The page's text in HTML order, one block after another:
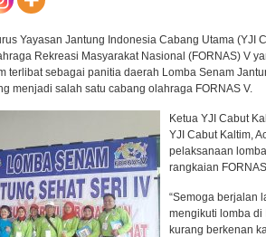
Yayasan Jantung Indonesia Cabang Utama (YJI
Rekreasi Masyarakat Nasional (FORNAS) V
terlibat sebagai panitia daerah Lomba Senam
menjadi salah satu cabang olahraga FORNAS V.
Ketua YJI Cabut
YJI Cabut Kaltim,
pelaksanaan
rangkaian
“Semoga berjalan
mengikuti lomba di
kurang berkenan